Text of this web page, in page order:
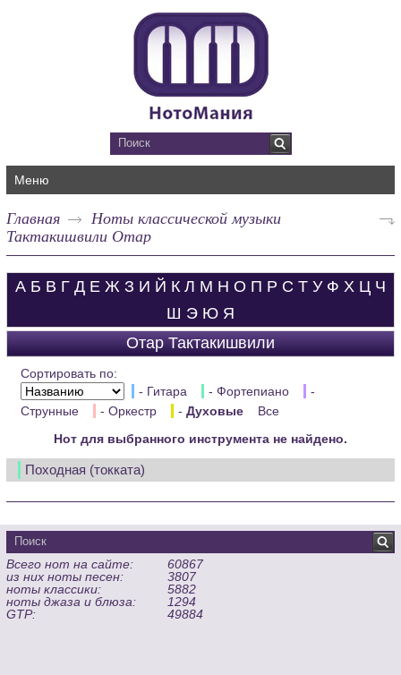
Меню
Главная
Ноты классической музыки
Тактакишвили Отар
А Б В Г Д Е Ж З И Й К Л М Н О П Р С Т У Ф Х Ц Ч
Ш Э Ю Я
Отар Тактакишвили
Сортировать по:
- Гитара
- Фортепиано
-
Струнные
- Оркестр -Духовые
Все
Нот для выбранного инструмента не найдено.
Походная (токката)
Всего нот на сайте:
60867
из них ноты песен:
3807
ноты классики:
5882
ноты джаза и блюза:
1294
GTP:
49884